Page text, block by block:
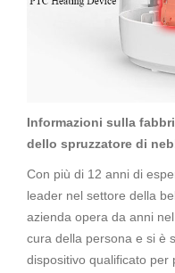
Informazioni sulla
dello spruzzatore di
Con più di 12 anni di
leader nel settore della
azienda opera da anni
cura della persona e si è
dispositivo qualificato per